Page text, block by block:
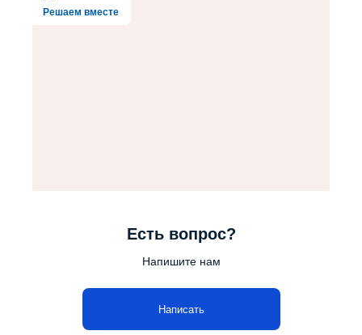
Решаем вместе
Есть вопрос?
Напишите нам
Написать